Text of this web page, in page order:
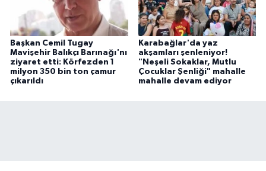
Başkan Cemil Tugay
Mavişehir Balıkçı Barınağı'nı
ziyaret etti: Körfezden 1
milyon 350 bin ton çamur
çıkarıldı
Karabağlar'da yaz
akşamları şenleniyor!
"Neşeli Sokaklar, Mutlu
Çocuklar Şenliği" mahalle
mahalle devam ediyor